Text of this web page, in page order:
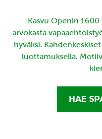
Kasvu Openin
arvokasta
hyväksi.
luottamuksella.
HAE